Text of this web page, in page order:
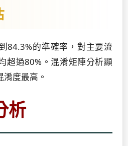
84.3%的準確率，對主要流
超過80%。混淆矩陣分析顯
度最高。
析